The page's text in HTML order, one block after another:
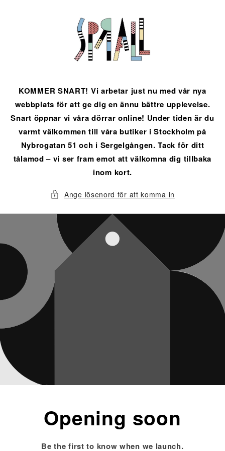
KOMMER SNART! Vi arbetar just nu med vår nya
webbplats för att ge dig en ännu bättre upplevelse.
Snart öppnar vi våra dörrar online! Under tiden är du
varmt välkommen till våra butiker i Stockholm på
Nybrogatan 51 och i Sergelgången. Tack för ditt
tålamod – vi ser fram emot att välkomna dig tillbaka
inom kort.
Ange lösenord för att komma in
Opening soon
Be the first to know when we launch.